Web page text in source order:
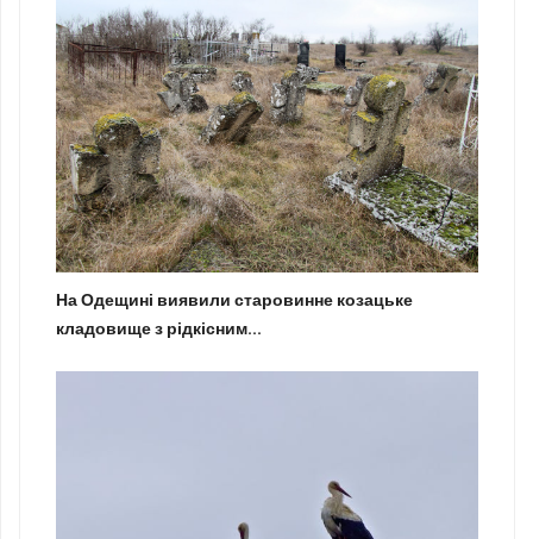
На Одещині виявили старовинне козацьке
кладовище з рідкісним...